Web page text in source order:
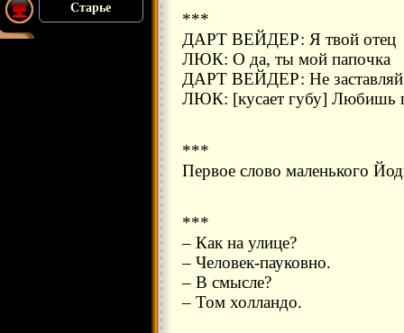
Старье
***
ДАРТ ВЕЙДЕР: Я твой отец
ЛЮК: О да, ты мой папочка
ДАРТ ВЕЙДЕР: Не заставляй
ЛЮК: [кусает губу] Любишь
***
Первое слово маленького
***
– Как на улице?
– Человек-пауковно.
– В смысле?
– Том холландо.